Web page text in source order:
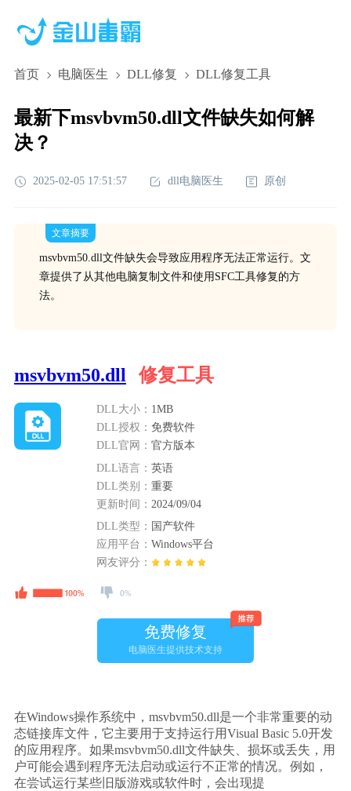
首页 电脑医生 DLL修复 DLL修复工具
最新下msvbvm50.dll文件缺失如何解
决？
2025-02-05 17:51:57 dll电脑医生 原创
文章摘要
msvbvm50.dll文件缺失会导致应用程序无法正常运行。文
章提供了从其他电脑复制文件和使用SFC工具修复的方
法。
msvbvm50.dll 修复工具
DLL大小： 1MB
DLL授权： 免费软件
DLL官网： 官方版本
DLL语言： 英语
DLL类别： 重要
更新时间： 2024/09/04
DLL类型： 国产软件
应用平台： Windows平台
网友评分：
免费修复
电脑医生提供技术支持
在Windows操作系统中，msvbvm50.dll是一个非常重要的动
态链接库文件，它主要用于支持运行用Visual Basic 5.0开发
的应用程序。如果msvbvm50.dll文件缺失、损坏或丢失，用
户可能会遇到程序无法启动或运行不正常的情况。例如，
在尝试运行某些旧版游戏或软件时，会出现提